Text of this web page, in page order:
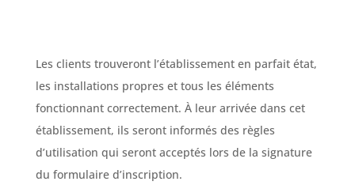
Les clients trouveront l’établissement en parfait état,
les installations propres et tous les éléments
fonctionnant correctement. À leur arrivée dans cet
établissement, ils seront informés des règles
d’utilisation qui seront acceptés lors de la signature
du formulaire d’inscription.